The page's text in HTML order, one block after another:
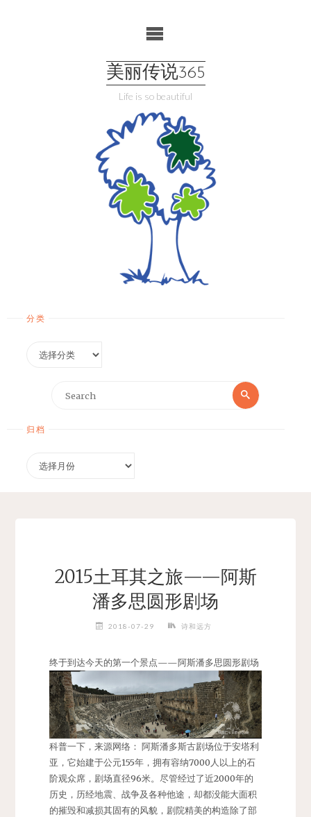
美丽传说365
Life is so beautiful
分类
Search
Search
归档
2015土耳其之旅——阿斯
潘多思圆形剧场
2018-07-29 诗和远方
终于到达今天的第一个景点——阿斯潘多思圆形剧场
科普一下，来源网络： 阿斯潘多斯古剧场位于安塔利
亚，它始建于公元155年，拥有容纳7000人以上的石
阶观众席，剧场直径96米。尽管经过了近2000年的
历史，历经地震、战争及各种他途，却都没能大面积
的摧毁和减损其固有的风貌，剧院精美的构造除了部